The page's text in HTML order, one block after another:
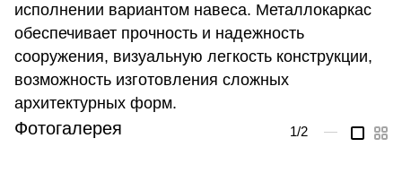
исполнении вариантом навеса. Металлокаркас
обеспечивает прочность и надежность
сооружения, визуальную легкость конструкции,
возможность изготовления сложных
архитектурных форм.
Фотогалерея 1/2 —